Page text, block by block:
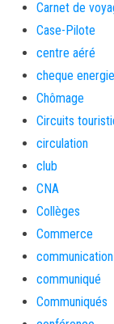
Carnet de
Case-Pilote
centre aéré
cheque energie
Chômage
Circuits
circulation
club
CNA
Collèges
Commerce
communication
communiqué
Communiqués